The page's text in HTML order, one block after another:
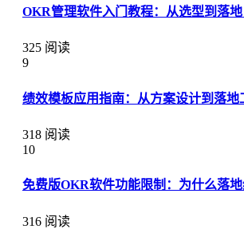
OKR管理软件入门教程：从选型到落
325 阅读
9
绩效模板应用指南：从方案设计到落地
318 阅读
10
免费版OKR软件功能限制：为什么落
316 阅读